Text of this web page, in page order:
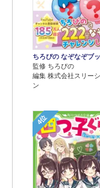
ちろぴの なぞなぞブ
監修 ちろぴの
編集 株式会社スリー
ン
4位